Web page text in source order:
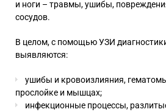
и ноги – травмы, ушибы,
сосудов.
В целом, с помощью УЗИ
выявляются:
ушибы и кровоизлияния,
прослойке и мышцах;
инфекционные процессы,